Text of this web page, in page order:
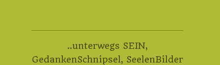
..unterwegs SEIN,
GedankenSchnipsel, SeelenBilder